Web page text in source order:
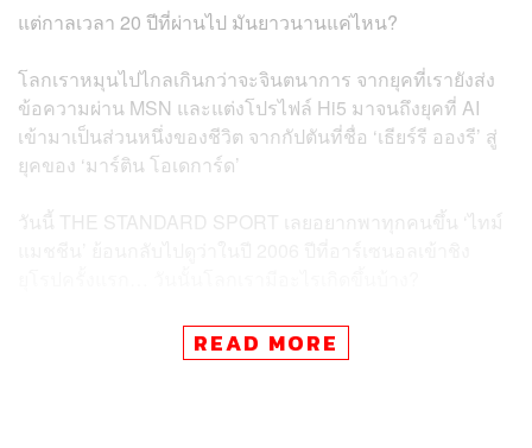
แต่กาลเวลา 20 ปีที่ผ่านไป มันยาวนานแค่ไหน?
โลกเราหมุนไปไกลเกินกว่าจะจินตนาการ จากยุคที่เรายังส่ง
ข้อความผ่าน MSN และแต่งโปรไฟล์ Hi5 มาจนถึงยุคที่ AI
เข้ามาเป็นส่วนหนึ่งของชีวิต จากกัปตันที่ชื่อ ‘เธียร์รี อองรี’ สู่
ยุคของ ‘มาร์ติน โอเดการ์ด’
วันนี้ THE STANDARD SPORT เลยอยากพาทุกคนขึ้น ‘ไทม์
แล้ว ‘โมเมนต์ปี 2006’ ในความทรงจำของคุณคืออะไร? มา
คอมเมนต์บอกกันได้เลย
READ MORE